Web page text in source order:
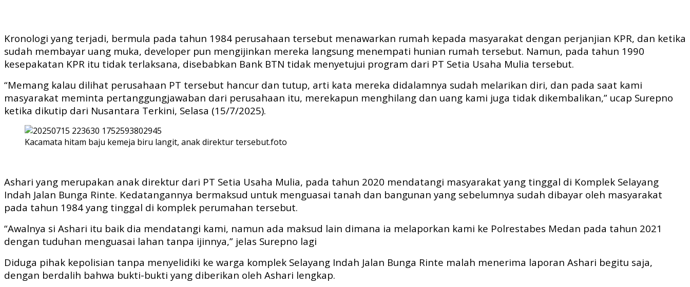
Kronologi yang terjadi, bermula pada tahun 1984 perusahaan tersebut menawarkan rumah kepada masyarakat dengan perjanjian KPR, dan ketika
sudah membayar uang muka, developer pun mengijinkan mereka langsung menempati hunian rumah tersebut. Namun, pada tahun 1990
kesepakatan KPR itu tidak terlaksana, disebabkan Bank BTN tidak menyetujui program dari PT Setia Usaha Mulia tersebut.
“Memang kalau dilihat perusahaan PT tersebut hancur dan tutup, arti kata mereka didalamnya sudah melarikan diri, dan pada saat kami
masyarakat meminta pertanggungjawaban dari perusahaan itu, merekapun menghilang dan uang kami juga tidak dikembalikan,” ucap Surepno
ketika dikutip dari Nusantara Terkini, Selasa (15/7/2025).
Kacamata hitam baju kemeja biru langit, anak direktur tersebut.foto
Ashari yang merupakan anak direktur dari PT Setia Usaha Mulia, pada tahun 2020 mendatangi masyarakat yang tinggal di Komplek Selayang
Indah Jalan Bunga Rinte. Kedatangannya bermaksud untuk menguasai tanah dan bangunan yang sebelumnya sudah dibayar oleh masyarakat
pada tahun 1984 yang tinggal di komplek perumahan tersebut.
“Awalnya si Ashari itu baik dia mendatangi kami, namun ada maksud lain dimana ia melaporkan kami ke Polrestabes Medan pada tahun 2021
dengan tuduhan menguasai lahan tanpa ijinnya,” jelas Surepno lagi
Diduga pihak kepolisian tanpa menyelidiki ke warga komplek Selayang Indah Jalan Bunga Rinte malah menerima laporan Ashari begitu saja,
dengan berdalih bahwa bukti-bukti yang diberikan oleh Ashari lengkap.